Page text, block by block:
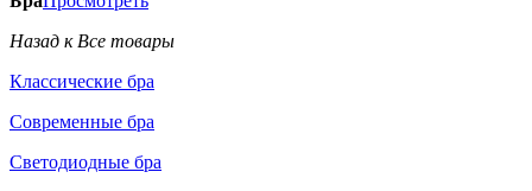
Назад к Все товары
Классические бра
Современные бра
Светодиодные бра